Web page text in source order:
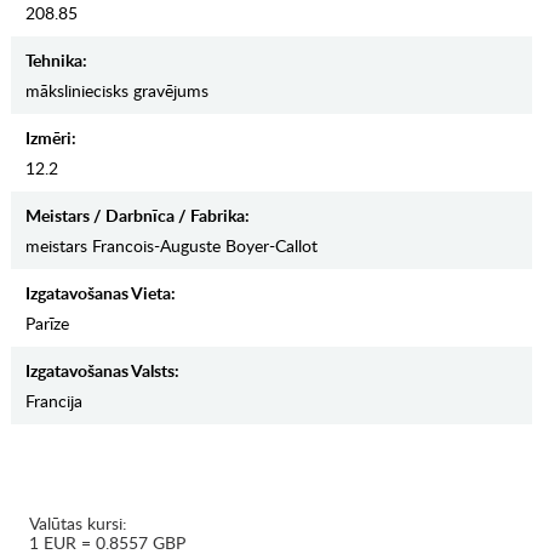
208.85
Tehnika:
māksliniecisks gravējums
Izmēri:
12.2
Meistars / Darbnīca / Fabrika:
meistars Francois-Auguste Boyer-Callot
Izgatavošanas Vieta:
Parīze
Izgatavošanas Valsts:
Francija
Valūtas kursi:
1 EUR = 0.8557 GBP